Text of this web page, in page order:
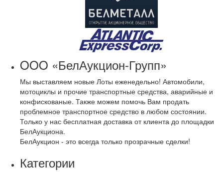
OOO «БелАукцион-Групп»
Мы выставляем новые Лоты еженедельно! Автомобили,
мотоциклы и прочие транспортные средства, аварийные и
конфискованые. Также можем помочь Вам продать
проблемное транспортное средство в любом состоянии.
Только у нас бесплатная доставка от клиента до площадки
БелАукциона.
БелАукцион - это всегда только прозрачные сделки!
Категории